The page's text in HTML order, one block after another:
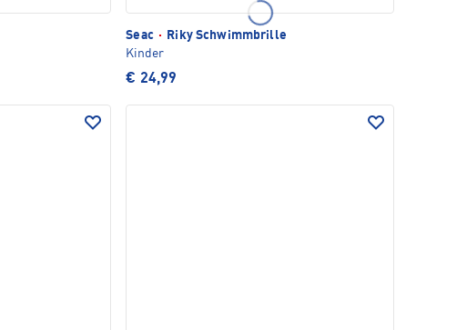
Seac ·
Riky Schwimmbrille
Kinder
€ 24,99